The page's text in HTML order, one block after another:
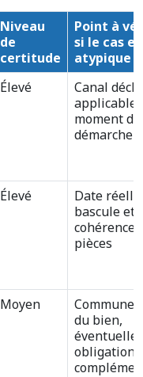
Niveau
de
certitude
Point à
si le cas
atypique
Élevé
Canal
applicable
moment
démarche
Élevé
Date réelle
bascule et
cohérence
pièces
Moyen
Commune,
du bien,
éventuelles
obligations